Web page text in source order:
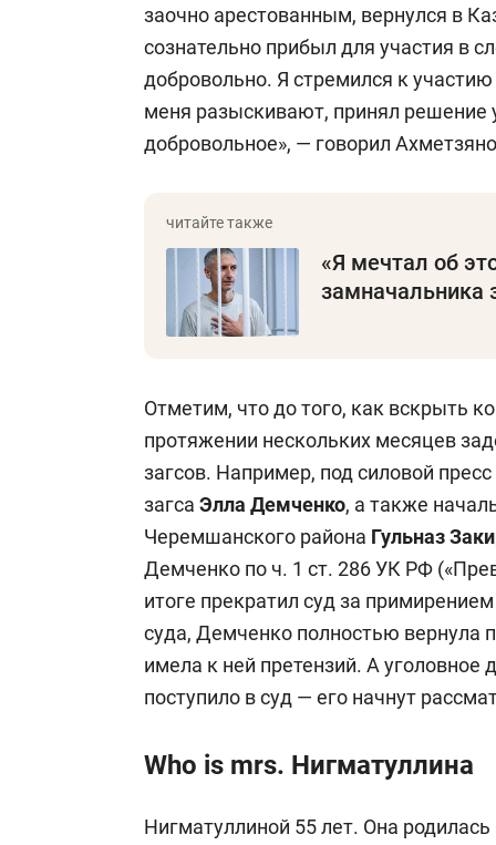
заочно арестованным, вернулся в
сознательно прибыл для участия в
добровольно. Я стремился к
меня разыскивают, принял решение
добровольное», — говорил
«Я мечтал об
замначальника
Отметим, что до того, как вскрыть
протяжении нескольких месяцев
загсов. Например, под силовой
загса Элла Демченко, а также
Черемшанского района Гульназ
Демченко по ч. 1 ст. 286 УК РФ
итоге прекратил суд за
суда, Демченко полностью вернула
имела к ней претензий. А
поступило в суд — его начнут
Who is mrs. Нигматуллина
Нигматуллиной 55 лет. Она